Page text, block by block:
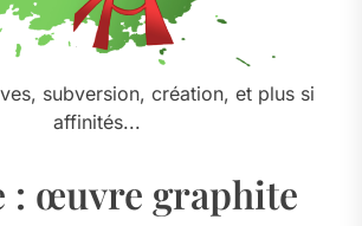
subversion, création, et plus si
affinités...
: œuvre graphite